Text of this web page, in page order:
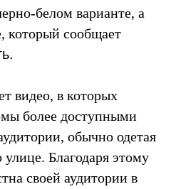
белом варианте, а
который сообщает
видео, в которых
более доступными
обычно одетая
Благодаря этому
своей аудитории в